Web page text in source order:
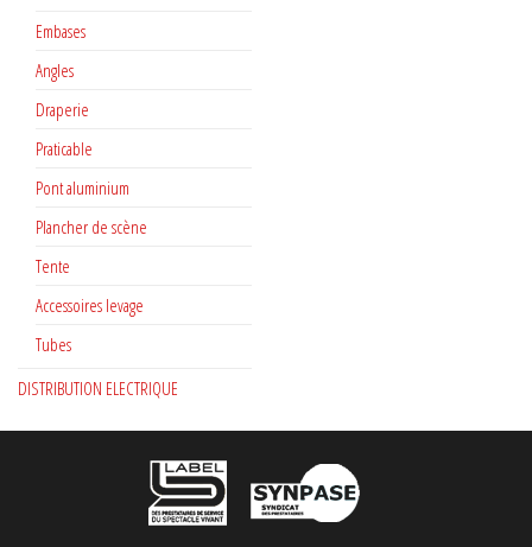
Embases
Angles
Draperie
Praticable
Pont aluminium
Plancher de scène
Tente
Accessoires levage
Tubes
DISTRIBUTION ELECTRIQUE